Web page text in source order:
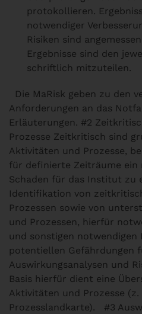
protokollieren.
notwendiger
Risiken sind
Ergebnisse sind den
schriftlich mitzuteilen.
Die MaRisk geben zu den
Anforderungen an das
Erläuterungen. #2
Prozesse Zeitkritisch sind
Aktivitäten und Prozesse,
für definierte Zeiträume
Schaden für das Institut zu
Identifikation von
Prozessen sowie von
und Prozessen, hierfür
und sonstigen notwendigen
potentiellen Gefährdungen
Auswirkungsanalysen und
Basis hierfür dient eine
Aktivitäten und Prozesse (z.
Prozesslandkarte). #3